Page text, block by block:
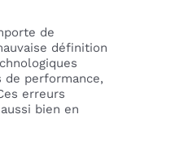
de
définition
de performance,
erreurs
bien en